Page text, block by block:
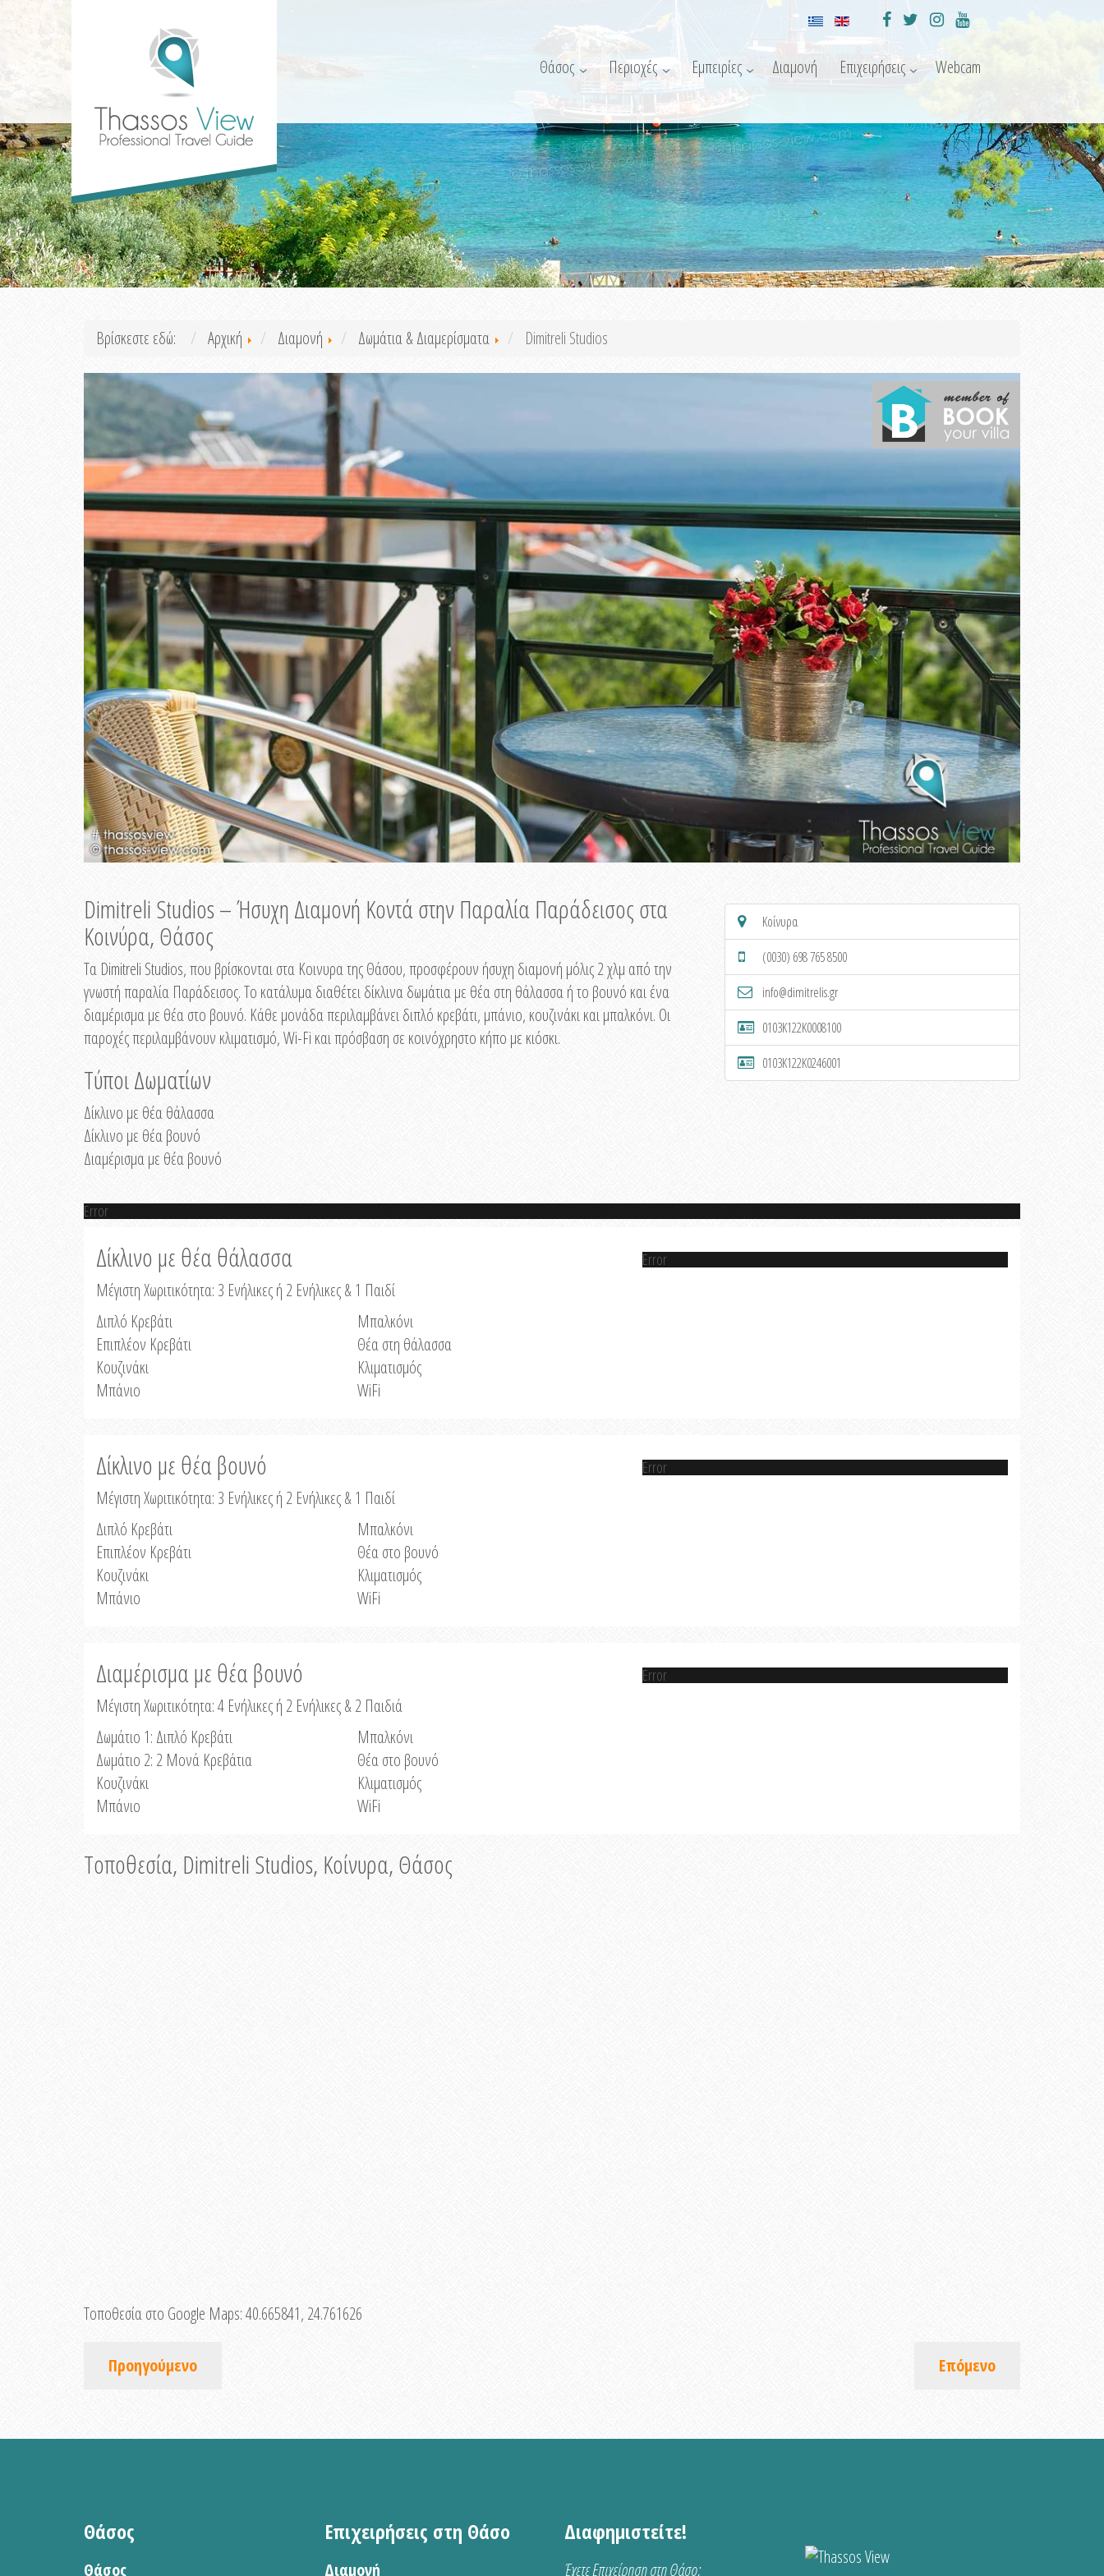
Θάσος Περιοχές Εμπειρίες Διαμονή Επιχειρήσεις Webcam
Βρίσκεστε εδώ: Αρχική Διαμονή Δωμάτια & Διαμερίσματα Dimitreli Studios
Dimitreli Studios – Ήσυχη Διαμονή Κοντά στην Παραλία Παράδεισος στα
Κοινύρα, Θάσος
Τα Dimitreli Studios, που βρίσκονται στα Κοινυρα της Θάσου, προσφέρουν ήσυχη διαμονή μόλις 2 χλμ από την
γνωστή παραλία Παράδεισος. Το κατάλυμα διαθέτει δίκλινα δωμάτια με θέα στη θάλασσα ή το βουνό και ένα
διαμέρισμα με θέα στο βουνό. Κάθε μονάδα περιλαμβάνει διπλό κρεβάτι, μπάνιο, κουζινάκι και μπαλκόνι. Οι
παροχές περιλαμβάνουν κλιματισμό, Wi-Fi και πρόσβαση σε κοινόχρηστο κήπο με κιόσκι.
Τύποι Δωματίων
Δίκλινο με θέα θάλασσα
Δίκλινο με θέα βουνό
Διαμέρισμα με θέα βουνό
Κοίνυρα
(0030) 698 765 8500
info@dimitrelis.gr
0103K122K0008100
0103K122K0246001
Error
Δίκλινο με θέα θάλασσα
Μέγιστη Χωριτικότητα: 3 Ενήλικες ή 2 Ενήλικες & 1 Παιδί
Διπλό Κρεβάτι
Επιπλέον Κρεβάτι
Κουζινάκι
Μπάνιο
Μπαλκόνι
Θέα στη θάλασσα
Κλιματισμός
WiFi
Error
Δίκλινο με θέα βουνό
Μέγιστη Χωριτικότητα: 3 Ενήλικες ή 2 Ενήλικες & 1 Παιδί
Διπλό Κρεβάτι
Επιπλέον Κρεβάτι
Κουζινάκι
Μπάνιο
Μπαλκόνι
Θέα στο βουνό
Κλιματισμός
WiFi
Error
Διαμέρισμα με θέα βουνό
Μέγιστη Χωριτικότητα: 4 Ενήλικες ή 2 Ενήλικες & 2 Παιδιά
Δωμάτιο 1: Διπλό Κρεβάτι
Δωμάτιο 2: 2 Μονά Κρεβάτια
Κουζινάκι
Μπάνιο
Μπαλκόνι
Θέα στο βουνό
Κλιματισμός
WiFi
Error
Τοποθεσία, Dimitreli Studios, Κοίνυρα, Θάσος
Τοποθεσία στο Google Maps:40.665841, 24.761626
Προηγούμενο Επόμενο
Θάσος
Θάσος
Επιχειρήσεις στη Θάσο
Διαμονή
Διαφημιστείτε!
Έχετε Επιχείρηση στη Θάσο;